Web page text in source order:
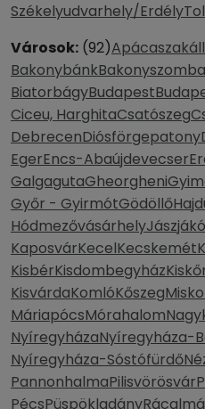
Székelyudvarhely/Erdély
Városok: (92)
Bakonybánk
BiatorbágyBudapest
Ciceu, HarghitaCsatószeg
DebrecenDiósförgepatony
EgerEncs-Abaújdevecser
GalgagutaGheorgheni
Győr - GyirmótGödöllő
Hódmezővásárhely
KaposvárKecelKecskemét
KisbérKisdombegyház
KisvárdaKomlóKőszeg
MáriapócsMórahalom
NyíregyházaNyíregyháza-
Nyíregyháza-Sóstófürdő
PannonhalmaPilisvörösvár
PécsPüspökladány